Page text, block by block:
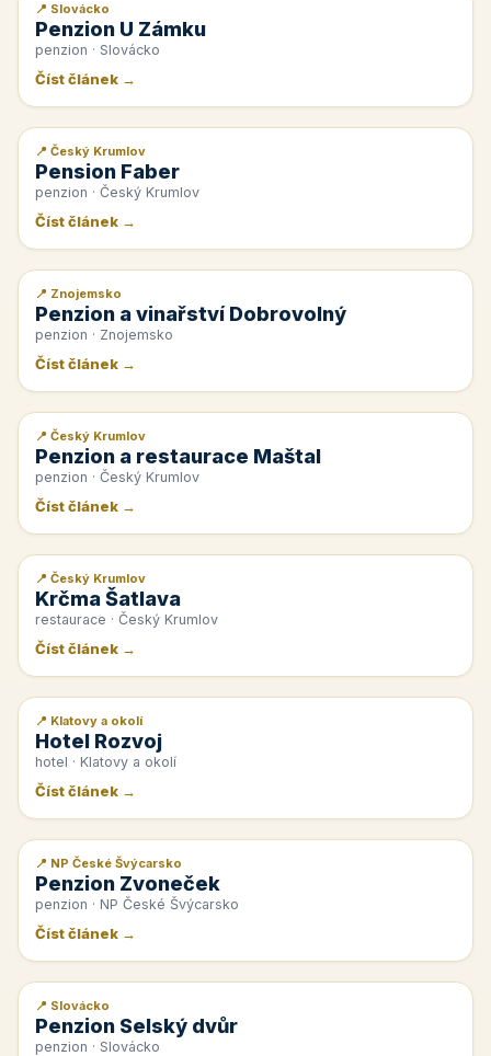
📰 PR článek
📍 Slovácko
Penzion U Zámku
penzion · Slovácko
Číst článek →
📰 PR článek
📍 Český Krumlov
Pension Faber
penzion · Český Krumlov
Číst článek →
📰 PR článek
📍 Znojemsko
Penzion a vinařství Dobrovolný
penzion · Znojemsko
Číst článek →
📰 PR článek
📍 Český Krumlov
Penzion a restaurace Maštal
penzion · Český Krumlov
Číst článek →
📰 PR článek
📍 Český Krumlov
Krčma Šatlava
restaurace · Český Krumlov
Číst článek →
📰 PR článek
📍 Klatovy a okolí
Hotel Rozvoj
hotel · Klatovy a okolí
Číst článek →
📰 PR článek
📍 NP České Švýcarsko
Penzion Zvoneček
penzion · NP České Švýcarsko
Číst článek →
📰 PR článek
📍 Slovácko
Penzion Selský dvůr
penzion · Slovácko